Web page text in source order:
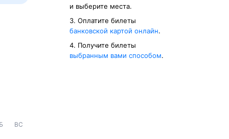
ВС
и выберите места.
3. Оплатите билеты
банковской картой онлайн.
4. Получите билеты
выбранным вами способом.